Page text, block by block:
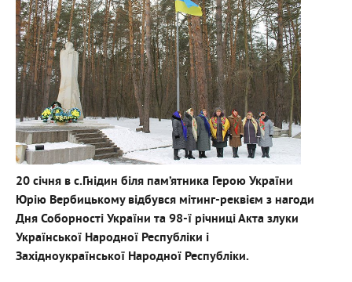
20 січня в с.Гнідин біля пам’ятника Герою України
Юрію Вербицькому відбувся мітинг-реквієм з нагоди
Дня Соборності України та 98-ї річниці Акта злуки
Української Народної Республіки і
Західноукраїнської Народної Республіки.